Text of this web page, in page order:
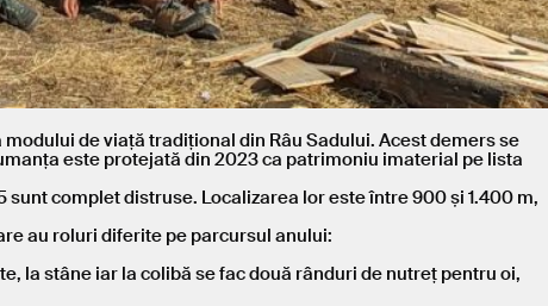
de viață tradițional din Râu Sadului. Acest demers se
este protejată din 2023 ca patrimoniu imaterial pe lista
complet distruse. Localizarea lor este între 900 și 1.400 m,
au roluri diferite pe parcursul anului:
la stâne iar la colibă se fac două rânduri de nutreț pentru oi,